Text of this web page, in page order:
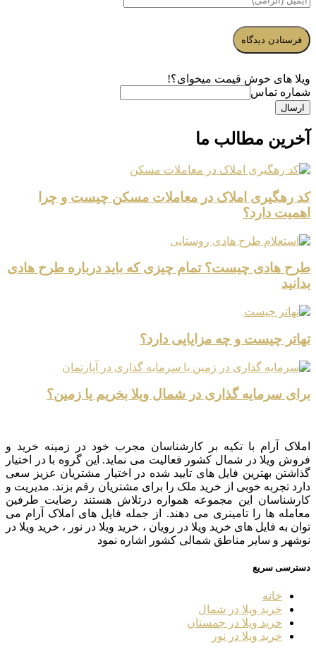
ویلا های خوش قیمت میخوای؟!
شماره تماس
ارسال
آخرین مطالب ما
کد رهگیری املاک در معاملات مسکن چیست و چرا
اهمیت دارد؟
طرح هادی چیست؟ تمام چیزی که باید درباره طرح هادی
بدانید
تهاتر چیست و چه مزایایی دارد؟
برای سرمایه گذاری در شمال ویلا بخریم یا زمین؟
املاک آرام با تکیه بر کارشناسان مجرب خود در زمینه خرید و
فروش ویلا در شمال کشور فعالیت می نماید. این گروه با در اختیار
گذاشتن بهترین فایل های تایید شده در اختیار مشتریان عزیز سعی
دارد تجربه خوبی از خرید ملک را برای مشتریان رقم بزند. مدیریت و
کارشناسان این مجموعه همواره درتلاش هستند رضایت طرفین
معامله ها را تامینری می دهند. از جمله فایل های املاک آرام می
توان به فایل های خرید ویلا در رویان ، خرید ویلا در نور ، خرید ویلا در
نوشهر و سایر مناطق شمالی کشور اشاره نمود
دسترسی سریع
خانه
خرید ویلا در شمال
خرید ویلا در چمستان
خرید ویلا در نور